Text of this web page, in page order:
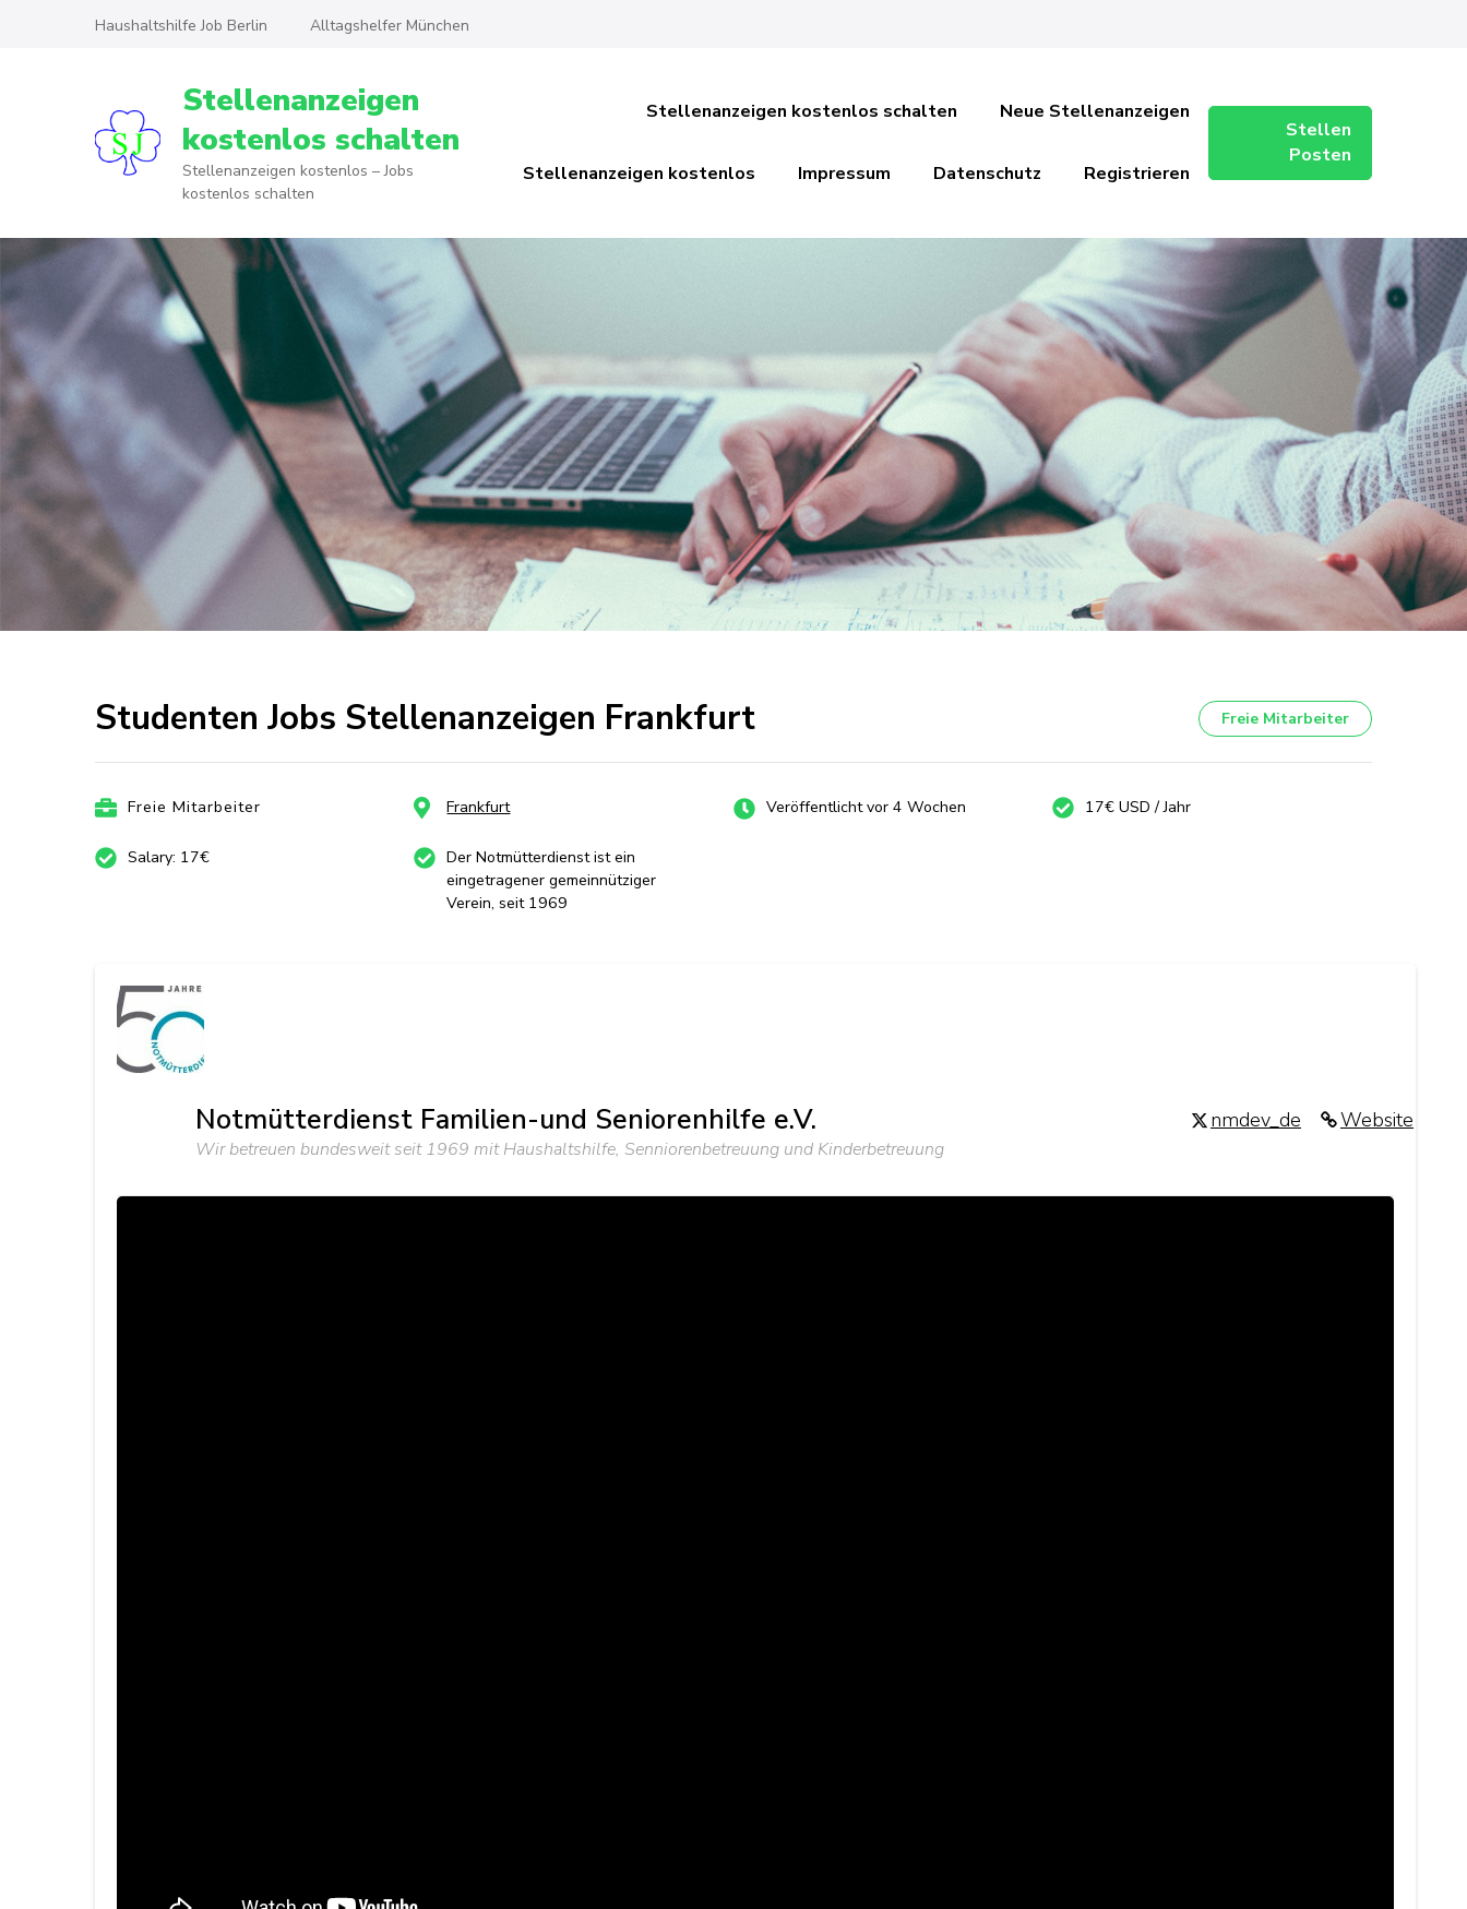
Haushaltshilfe Job Berlin Alltagshelfer München
Stellenanzeigen
kostenlos schalten
Stellenanzeigen kostenlos – Jobs
kostenlos schalten
Stellenanzeigen kostenlos schalten Neue Stellenanzeigen
Stellenanzeigen kostenlos Impressum Datenschutz Registrieren
Stellen
Posten
Studenten Jobs Stellenanzeigen Frankfurt Freie Mitarbeiter
Freie Mitarbeiter Frankfurt Veröffentlicht vor 4 Wochen 17€ USD / Jahr
Salary: 17€
Der Notmütterdienst ist ein
eingetragener gemeinnütziger
Verein, seit 1969
Website
nmdev_de
Notmütterdienst Familien-und Seniorenhilfe e.V.
Wir betreuen bundesweit seit 1969 mit Haushaltshilfe, Senniorenbetreuung und Kinderbetreuung